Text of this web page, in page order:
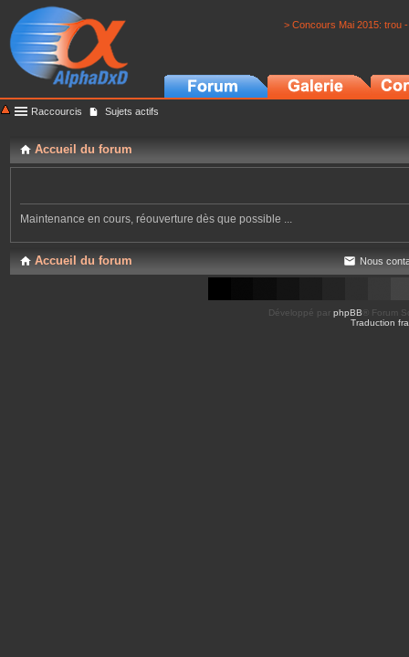
> Concours Mai 2015: trou
Raccourcis Sujets actifs
Accueil du forum
Maintenance en cours, réouverture dès que possible ...
Accueil du forum Nous
Développé par phpBB ® Forum
Traduction